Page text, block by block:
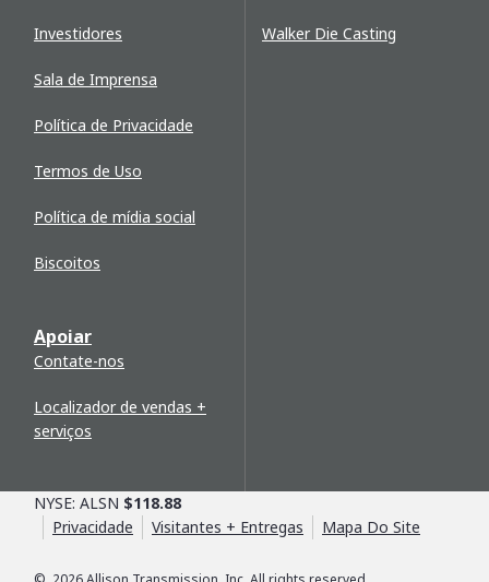
Investidores
Sala de Imprensa
Política de Privacidade
Termos de Uso
Política de mídia social
Biscoitos
Apoiar
Contate-nos
Localizador de vendas +
serviços
Walker Die Casting
NYSE: ALSN $118.88
Privacidade
Visitantes + Entregas Mapa Do Site